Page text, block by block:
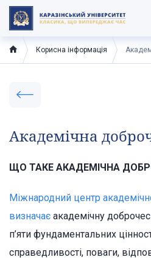
Корисна інформація
Академічна
ЩО ТАКЕ АКАДЕМІЧНА
Міжнародний центр
визначає академічну
п’яти фундаментальних
справедливості, поваги,